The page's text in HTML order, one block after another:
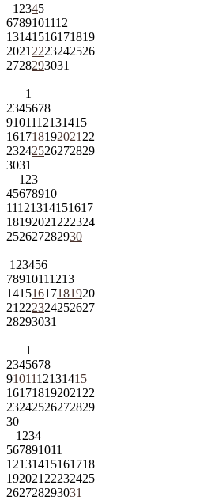
1 2345
6789101112
13141516171819
2021 2223242526
2728293031
1
2345678
9101112131415
161718192021 22
23242526272829
3031
1 23
45678910
11121314151617
18192021 222324
252627282930
1 23456
78910111213
14151617181920
21 222324252627
28293031
1
2345678
9101112131415
161718192021 22
23242526272829
30
1 234
567891011
12131415161718
192021 22232425
262728293031